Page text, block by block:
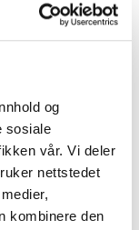
og
sosiale
vår. Vi deler
nettstedet
kombinere den
,Ost Kjøtt ,Røkelaks